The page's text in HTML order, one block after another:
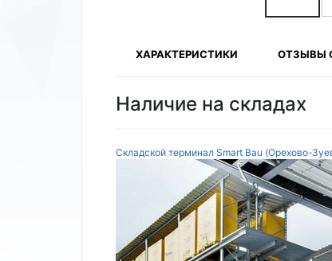
ХАРАКТЕРИСТИКИ ОТЗЫВЫ
Наличие на складах
Складской терминал Smart Bau (Орехово-